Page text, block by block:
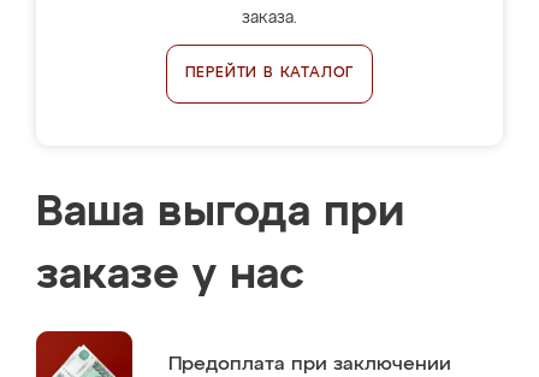
заказа.
ПЕРЕЙТИ В КАТАЛОГ
Ваша выгода при
заказе у нас
Предоплата при заключении